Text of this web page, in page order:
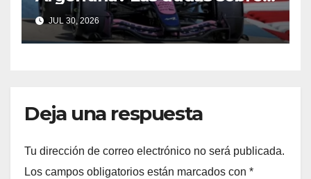
Qatar y Abu Dabi reavivan la
ilusión
JUL 30, 2026
Deja una respuesta
Tu dirección de correo electrónico no será publicada.
Los campos obligatorios están marcados con *